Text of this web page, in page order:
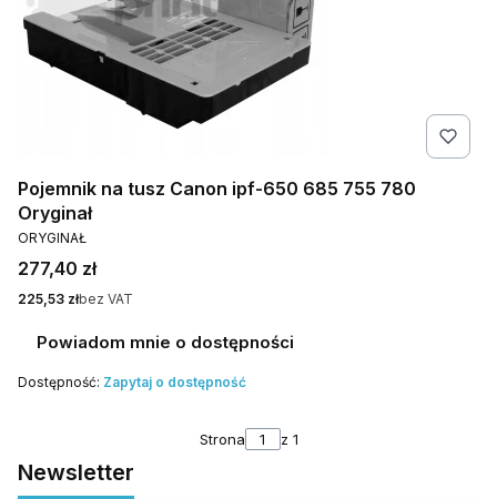
Pojemnik na tusz Canon ipf-650 685 755 780
Oryginał
PRODUCENT
ORYGINAŁ
Cena
277,40 zł
Cena
225,53 złbez VAT
Powiadom mnie o dostępności
Dostępność: Zapytaj o dostępność
Strona z 1
Newsletter